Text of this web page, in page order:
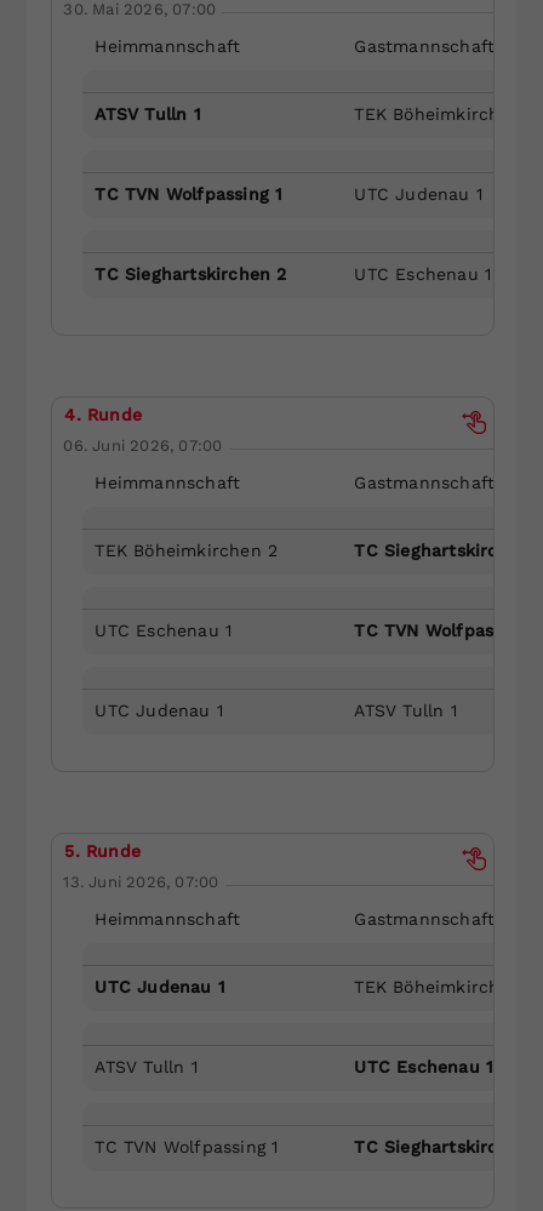
30. Mai 2026, 07:00
Heimmannschaft Gastmannschaft
ATSV Tulln 1 TEK Böheimkirchen 2
TC TVN Wolfpassing 1 UTC Judenau 1
TC Sieghartskirchen 2 UTC Eschenau 1
4. Runde
06. Juni 2026, 07:00
Heimmannschaft Gastmannschaft
TEK Böheimkirchen 2 TC Sieghartskirchen
UTC Eschenau 1 TC TVN Wolfpassing 1
UTC Judenau 1 ATSV Tulln 1
5. Runde
13. Juni 2026, 07:00
Heimmannschaft Gastmannschaft
UTC Judenau 1 TEK Böheimkirchen 2
ATSV Tulln 1 UTC Eschenau 1
TC TVN Wolfpassing 1 TC Sieghartskirchen